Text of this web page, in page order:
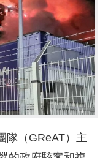
隊（GReAT）主